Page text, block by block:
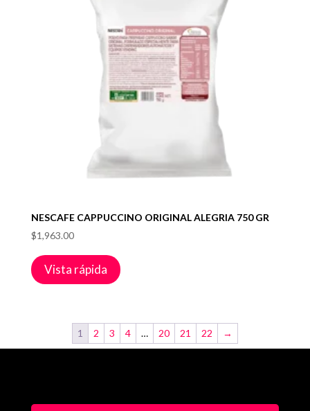
NESCAFE CAPPUCCINO ORIGINAL ALEGRIA 750 GR
$1,963.00
Vista rápida
1 2 3 4 … 20 21 22 →